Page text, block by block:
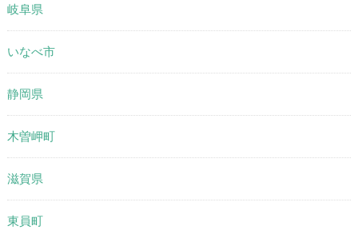
岐阜県
いなべ市
静岡県
木曽岬町
滋賀県
東員町